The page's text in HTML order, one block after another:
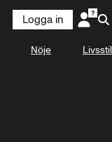
Logga in
Nöje Livsstil